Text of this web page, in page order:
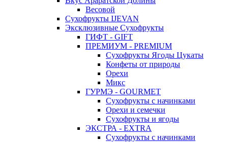
Весовой
Сухофрукты IJEVAN
Эксклюзивные Сухофрукты
ГИФТ - GIFT
ПРЕМИУМ - PREMIUM
Сухофрукты Ягоды Цукаты
Конфеты от природы
Орехи
Микс
ГУРМЭ - GOURMET
Сухофрукты с начинками
Орехи и семечки
Сухофрукты и ягоды
ЭКСТРА - EXTRA
Сухофрукты с начинками